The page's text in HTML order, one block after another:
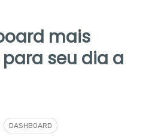
mais
seu dia a
DASHBOARD